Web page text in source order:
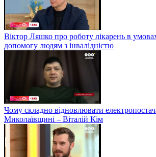
Віктор Ляшко про роботу лікарень в
допомогу людям з інвалідністю
Чому складно відновлювати
Миколаївщині – Віталій Кім